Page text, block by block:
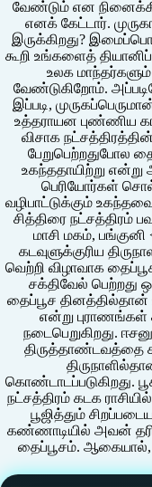
வேண்டும் என
எனக் கேட்டார்.
இருக்கிறது?
கூறி உங்களைத்
உலக
வேண்டுகிறோம்.
இப்படி,
உத்தராயன புண்ணிய
விசாக
பேறுபெற்றதுபோல
உகந்ததாயிற்று
பெரியோர்கள்
வழிபாட்டுக்கும்
சித்திரை நட்சத்திரம்
மாசி மகம்,
கடவுளுக்குரிய
வெற்றி விழாவாக
சக்திவேல் பெற்றது
தைப்பூச தினத்தில்தான்
என்று
நடைபெறுகிறது.
திருத்தாண்டவத்தை
கொண்டாடப்படுகிறது.
நட்சத்திரம் கடக
பூஜித்தும்
கண்ணாடியில் அவன்
தைப்பூசம். ஆகையால்,